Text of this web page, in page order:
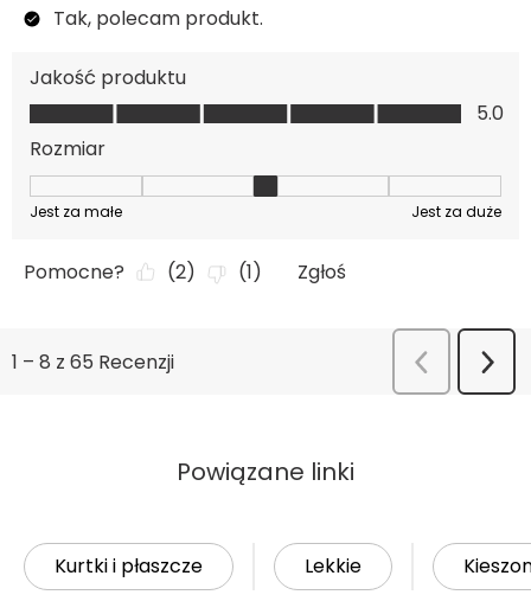
Powiązane linki
Kurtki i płaszcze Lekkie